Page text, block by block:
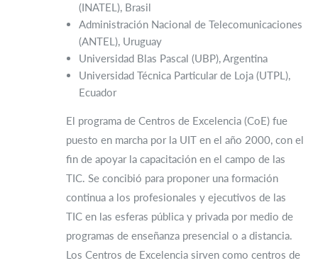
(INATEL), Brasil
Administración Nacional de Telecomunicaciones
(ANTEL), Uruguay
Universidad Blas Pascal (UBP), Argentina
Universidad Técnica Particular de Loja (UTPL),
Ecuador
El programa de Centros de Excelencia (CoE) fue
puesto en marcha por la UIT en el año 2000, con el
fin de apoyar la capacitación en el campo de las
TIC. Se concibió para proponer una formación
continua a los profesionales y ejecutivos de las
TIC en las esferas pública y privada por medio de
programas de enseñanza presencial o a distancia.
Los Centros de Excelencia sirven como centros de